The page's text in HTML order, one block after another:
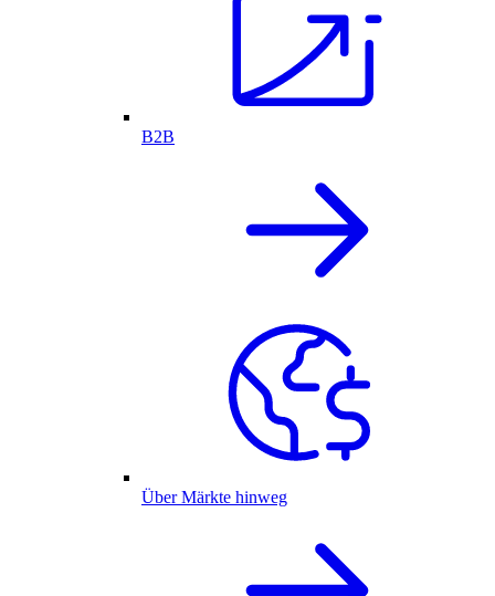
B2B
Über Märkte hinweg